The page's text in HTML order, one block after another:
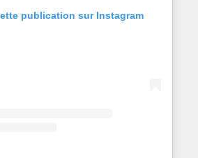
publication sur Instagram